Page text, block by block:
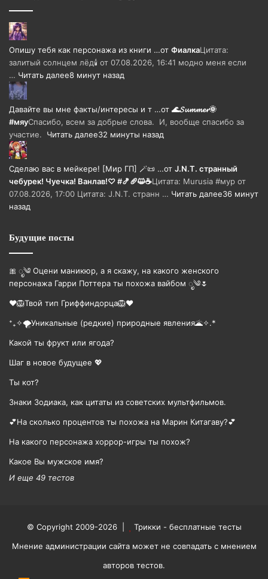
Опишу тебя как персонажа из книги …от ФиалкаЦитата:
залитый солнцем лёд🕯 от 07.08.2026, 16:41 модно меня если
… Читать далее8 минут назад
Давайте вы мне факты/интересы и т …от 🌊𝓢𝓾𝓶𝓶𝓮𝓻🌞
#мяуСпасибо, всем за добрые слова. И, вообще спасибо за
участие. Читать далее32 минуты назад
Сделаю вас в мейкере! [Мир ГП] 🪄📜 …от J.N.T. странный
чебурек! Чуечка! Ванлав!♡ #🍤🥖😺☕Цитата: Murusia #мур от
07.08.2026, 17:00 Цитата: J.N.T. странн … Читать далее36 минут
назад
Будущие посты
🎀 ೃ༄ Оцени маникюр, а я скажу, на какого женского
персонажа Гарри Поттера ты похожа вайбом ೃ༄🌷
❤️🦁Твой тип Гриффиндорца🦁❤️
⁺₊✧🌪️Уникальные (редкие) природные явления🌋✧.*
Какой ты фрукт или ягода?
Шаг в новое будущее 💖
Ты кот?
Знаки Зодиака, как цитаты из советских мультфильмов.
💕На сколько процентов ты похожа на Марин Китагаву?💕
На какого персонажа хоррор-игры ты похож?
Какое Вы мужское имя?
И еще 49 тестов
© Copyright 2009-2026 |
Трикки - бесплатные тесты
Мнение администрации сайта может не совпадать с мнением
авторов тестов.